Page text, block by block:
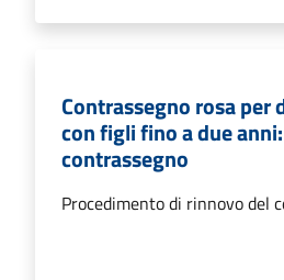
Contrassegno rosa per
con figli fino a due
contrassegno
Procedimento di rinnovo del